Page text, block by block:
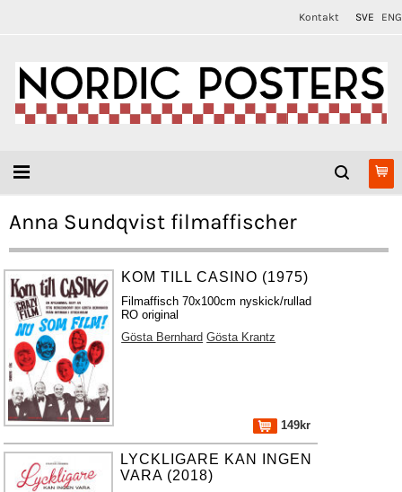
Kontakt SVE ENG
Anna Sundqvist filmaffischer
KOM TILL CASINO (1975)
Filmaffisch 70x100cm nyskick/rullad
RO original
Gösta Bernhard Gösta Krantz
149kr
LYCKLIGARE KAN INGEN
VARA (2018)